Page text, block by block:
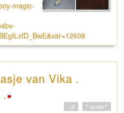
magic-
van Vika .
" quote "
+0